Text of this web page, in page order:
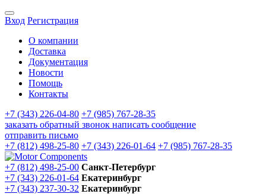
Вход Регистрация
О компании
Доставка
Документация
Новости
Помощь
Контакты
+7 (343) 226-04-80 +7 (985) 767-28-35
заказать обратный звонок написать сообщение
отправить письмо
+7 (812) 498-25-80 +7 (343) 226-01-64 +7 (985) 767-28-35
+7 (812) 498-25-00 Санкт-Петербург
+7 (343) 226-01-64 Екатеринбург
+7 (343) 237-30-32 Екатеринбург